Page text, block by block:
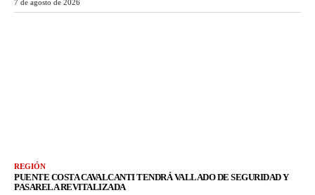
7 de agosto de 2026
REGIÓN
PUENTE COSTA CAVALCANTI TENDRÁ VALLADO DE SEGURIDAD Y
PASARELA REVITALIZADA